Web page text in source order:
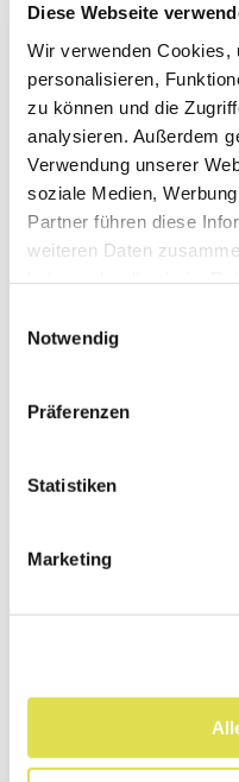
Diese Webseite
Wir verwenden Cookies,
personalisieren,
zu können und die
analysieren. Außerdem
Verwendung unserer
soziale Medien,
Partner führen diese
weiteren Daten
Notwendig
Präferenzen
Statistiken
Marketing
Isoler l'ADN
Pour pouvoir